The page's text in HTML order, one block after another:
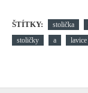
ŠTÍTKY: stolička
stoličky
a lavice